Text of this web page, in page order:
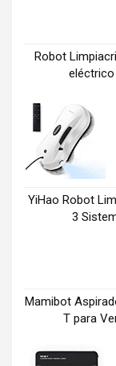
Robot
eléctrico
YiHao Robot
3
Mamibot
T para